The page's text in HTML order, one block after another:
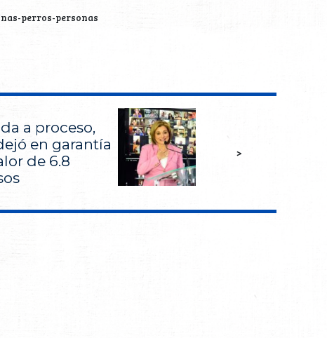
perros-personas
a proceso,
en garantía
de 6.8
>